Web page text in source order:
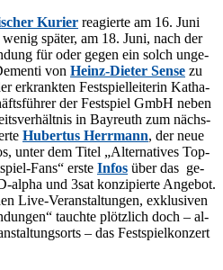
Ku­rier re­agier­te am 16. Juni
spä­ter, am 18. Juni, nach der
für oder ge­gen ein solch un­ge­
von Heinz-Die­ter Sen­se zu
er­krank­ten Fest­spiel­lei­te­rin Ka­tha­
der Fest­spiel GmbH ne­ben
in Bay­reuth zum nächs­
Hu­ber­tus Herr­mann, der neue
un­ter dem Ti­tel „Al­ter­na­ti­ves Top-
Fans“ ers­te In­fos über das ge­
al­pha und 3sat kon­zi­pier­te An­ge­bot.
Live-Ver­an­stal­tun­gen, ex­klu­si­ven
tauch­te plötz­lich doch – al­
– das Fest­spiel­kon­zert